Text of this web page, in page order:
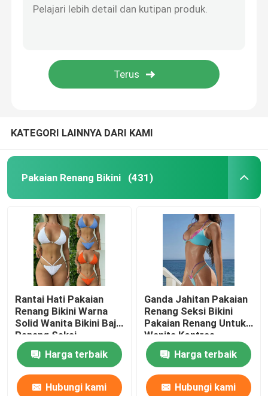
KATEGORI LAINNYA DARI KAMI
Pakaian Renang Bikini (431)
Rantai Hati Pakaian
Renang Bikini Warna
Solid Wanita Bikini Baju
Renang Seksi
Harga terbaik
Hubungi kami
Ganda Jahitan Pakaian
Renang Seksi Bikini
Pakaian Renang Untuk
Wanita Kontras
Harga terbaik
Hubungi kami